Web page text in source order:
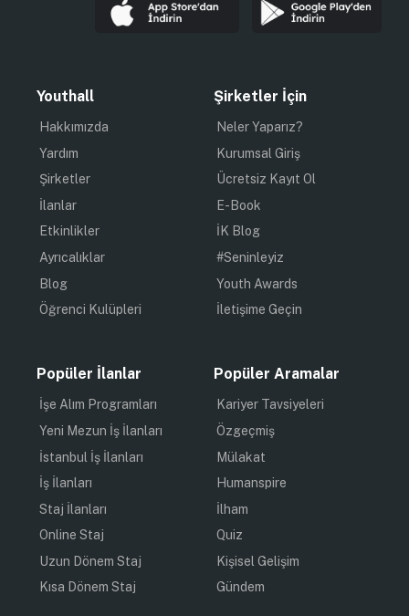
Youthall
Hakkımızda
Yardım
Şirketler
İlanlar
Etkinlikler
Ayrıcalıklar
Blog
Öğrenci Kulüpleri
Şirketler İçin
Neler Yaparız?
Kurumsal Giriş
Ücretsiz Kayıt Ol
E-Book
İK Blog
#Seninleyiz
Youth Awards
İletişime Geçin
Popüler İlanlar
İşe Alım Programları
Yeni Mezun İş İlanları
İstanbul İş İlanları
İş İlanları
Staj İlanları
Online Staj
Uzun Dönem Staj
Kısa Dönem Staj
Popüler Aramalar
Kariyer Tavsiyeleri
Özgeçmiş
Mülakat
Humanspire
İlham
Quiz
Kişisel Gelişim
Gündem